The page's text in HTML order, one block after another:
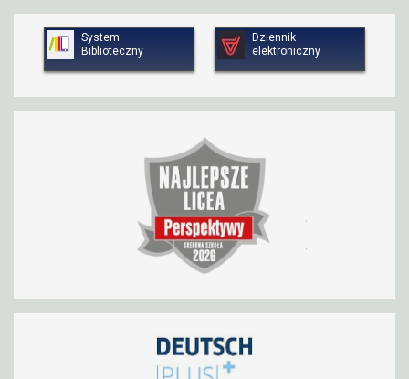
System
Biblioteczny
Dziennik
elektroniczny